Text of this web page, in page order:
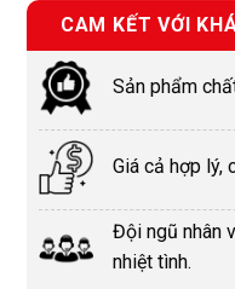
CAM KẾT VỚI
Sản phẩm
Giá cả hợp lý,
Đội ngũ nhân
nhiệt tình.